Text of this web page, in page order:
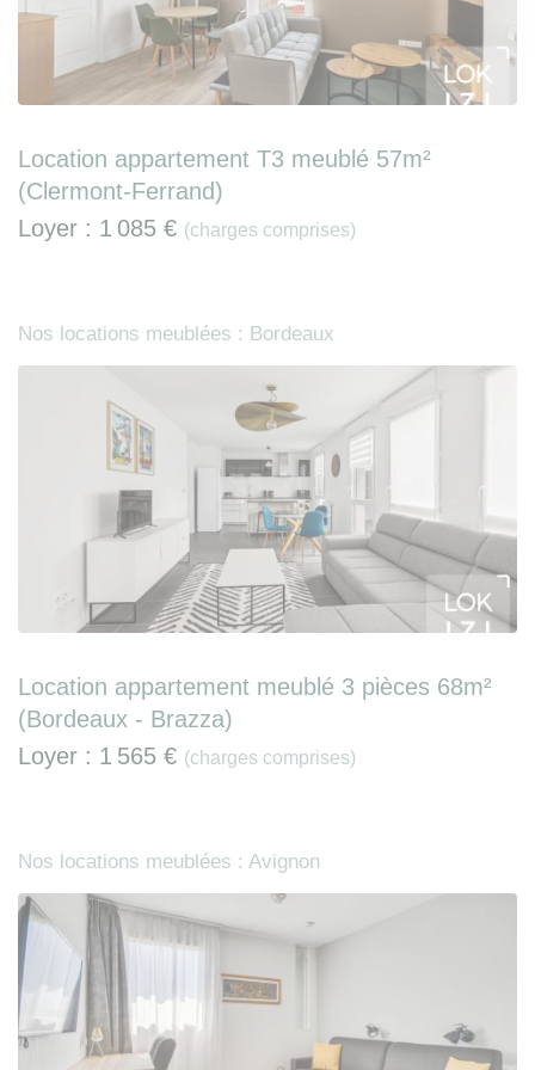
Location appartement T3 meublé 57m²
(Clermont-Ferrand)
Loyer : 1 085 € (charges comprises)
Nos locations meublées : Bordeaux
Location appartement meublé 3 pièces 68m²
(Bordeaux - Brazza)
Loyer : 1 565 € (charges comprises)
Nos locations meublées : Avignon